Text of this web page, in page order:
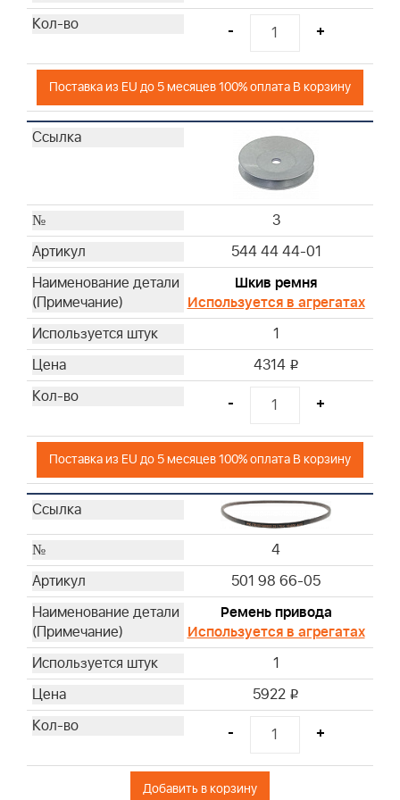
50
51
52
56
60
- +
Поставка из EU до 5 месяцев 100% оплата В корзину
3
544 44 44-01
Шкив ремня
Используется в агрегатах
1
4314 i
- +
Поставка из EU до 5 месяцев 100% оплата В корзину
4
501 98 66-05
Ремень привода
Используется в агрегатах
1
5922 i
- +
Добавить в корзину